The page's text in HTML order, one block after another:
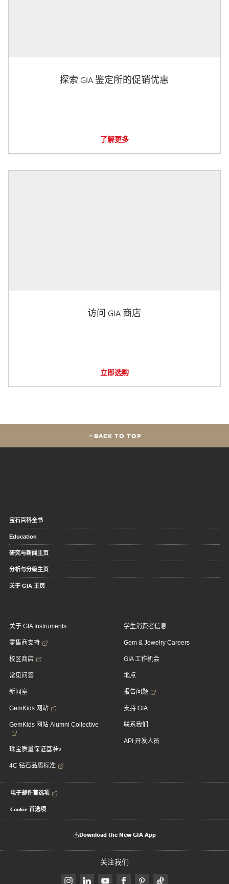
探索 GIA 鉴定所的促销优惠
了解更多
访问 GIA 商店
立即选购
BACK TO TOP
宝石百科全书
Education
研究与新闻主页
分析与分级主页
关于 GIA 主页
关于 GIA Instruments
零售商支持
校区商店
常见问答
新闻室
GemKids 网站
GemKids 网站 Alumni Collective
珠宝质量保证基准v
4C 钻石品质标准
学生消费者信息
Gem & Jewelry Careers
GIA 工作机会
地点
报告问题
支持 GIA
联系我们
API 开发人员
电子邮件首选项
Cookie 首选项
Download the New GIA App
关注我们